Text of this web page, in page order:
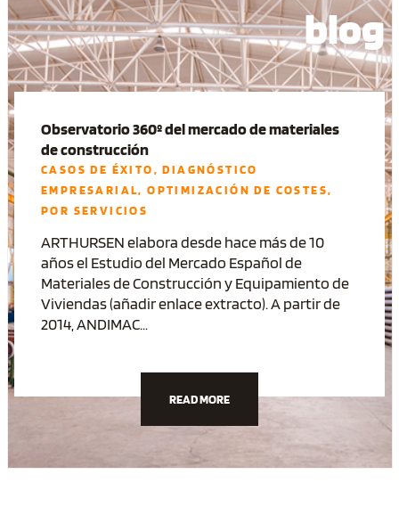
blog
Observatorio 360º del mercado de materiales
de construcción
CASOS DE ÉXITO,DIAGNÓSTICO
EMPRESARIAL,OPTIMIZACIÓN DE COSTES,
POR SERVICIOS
ARTHURSEN elabora desde hace más de 10
años el Estudio del Mercado Español de
Materiales de Construcción y Equipamiento de
Viviendas (añadir enlace extracto). A partir de
2014, ANDIMAC...
READ MORE